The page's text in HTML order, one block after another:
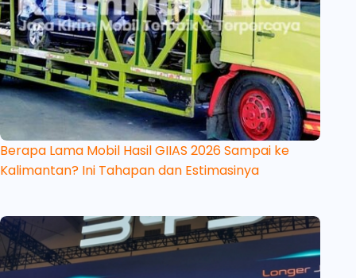
Berapa Lama Mobil Hasil GIIAS 2026 Sampai ke
Kalimantan? Ini Tahapan dan Estimasinya